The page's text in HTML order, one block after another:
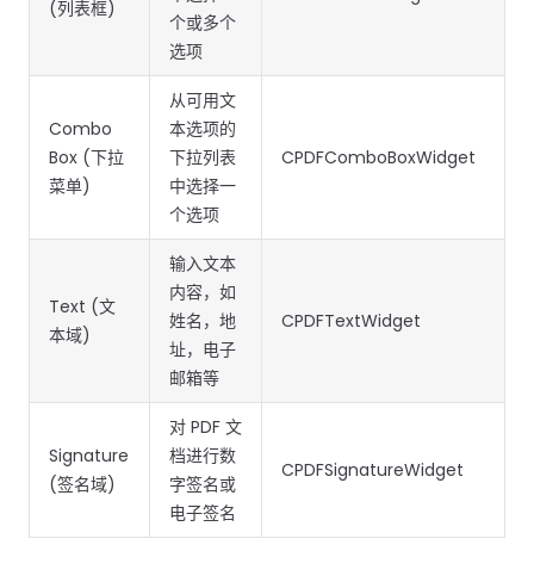
免费试用: 立即获取您的 30 天免费试用许可证。
南
指南
南
Go 指南
Native 指
(列表框)
个或多个
选项
Combo
Box (下拉
菜单)
从可用文
本选项的
下拉列表
中选择一
个选项
CPDFComboBoxWidget
Text (文
本域)
输入文本
内容，如
姓名，地
址，电子
邮箱等
CPDFTextWidget
Signature
(签名域)
对 PDF 文
档进行数
字签名或
电子签名
CPDFSignatureWidget